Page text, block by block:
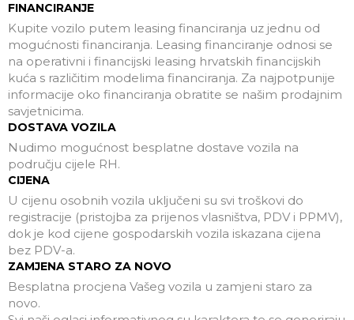
FINANCIRANJE
Kupite vozilo putem leasing financiranja uz jednu od
mogućnosti financiranja. Leasing financiranje odnosi se
na operativni i financijski leasing hrvatskih financijskih
kuća s različitim modelima financiranja. Za najpotpunije
informacije oko financiranja obratite se našim prodajnim
savjetnicima.
DOSTAVA VOZILA
Nudimo mogućnost besplatne dostave vozila na
području cijele RH.
CIJENA
U cijenu osobnih vozila uključeni su svi troškovi do
registracije (pristojba za prijenos vlasništva, PDV i PPMV),
dok je kod cijene gospodarskih vozila iskazana cijena
bez PDV-a.
ZAMJENA STARO ZA NOVO
Besplatna procjena Vašeg vozila u zamjeni staro za
novo.